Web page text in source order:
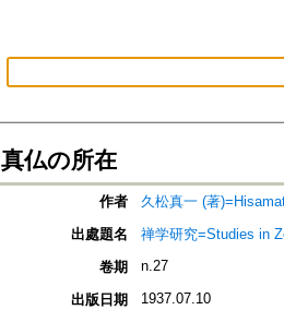
真仏の所在
作者
久松真一 (著
出處題名
禅学研究=Studies in
卷期
n.27
出版日期 1937.07.10